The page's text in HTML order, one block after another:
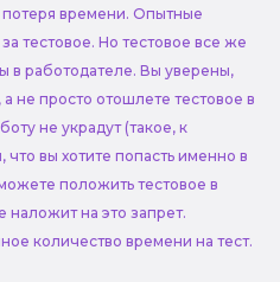
потеря времени. Опытные
тестовое. Но тестовое все же
в работодателе. Вы уверены,
не просто отошлете тестовое в
не украдут (такое, к
вы хотите попасть именно в
положить тестовое в
наложит на это запрет.
количество времени на тест.